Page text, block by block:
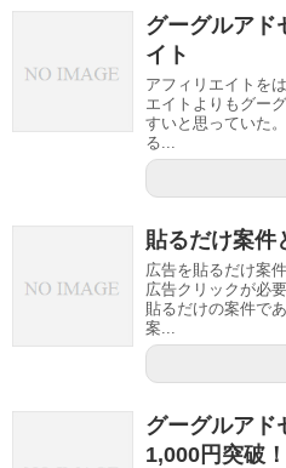
グーグルアド
イト
アフィリエイトを
エイトよりもグー
すいと思っていた
る...
貼るだけ案件
広告を貼るだけ案
広告クリックが必
貼るだけの案件で
案...
グーグルアド
1,000円突破！